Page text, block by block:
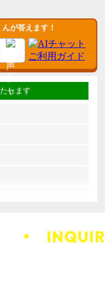
が答えます！